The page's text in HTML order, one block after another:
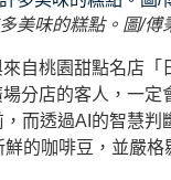
美味的糕點。圖/傅
自桃園甜點名店
分店的客人，一
而透過AI的智慧
的咖啡豆，並嚴